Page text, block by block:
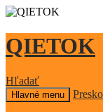
QIETOK
Hľadať
Hlavné menu